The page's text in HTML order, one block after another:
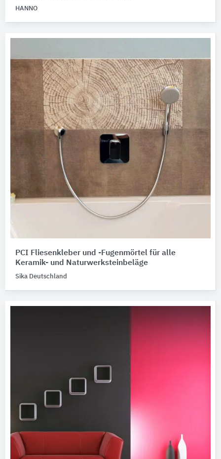
HANNO
PCI Fliesenkleber und -Fugenmörtel für alle
Keramik- und Naturwerksteinbeläge
Sika Deutschland